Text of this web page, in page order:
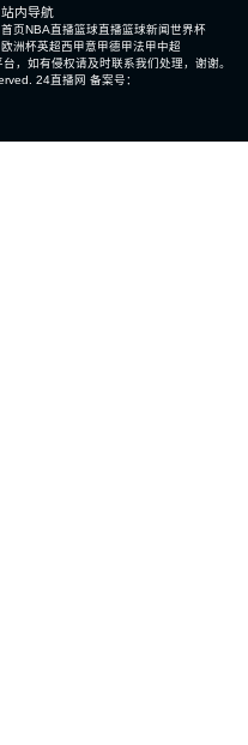
站内导航
首页NBA直播篮球直播篮球新闻世界杯
欧洲杯英超西甲意甲德甲法甲中超
，如有侵权请及时联系我们处理，谢谢。
24直播网 备案号：